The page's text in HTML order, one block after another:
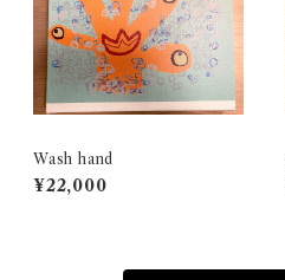
Wash hand
¥22,000